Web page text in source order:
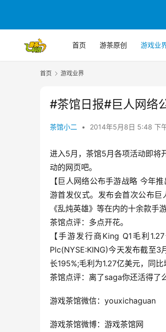
首页 游茶原创 游戏业
首页 游戏业界
#茶馆日报#巨人网络
茶馆小二 • 2014年5月8日 5:48 下
进入5月，茶馆5月各项活动即
动的网页吧。
【巨人网络公布手游战略 今年
游首发仪式。发布会首次公布巨
《乱炖英雄》等在内的十余款手
茶馆点评：多点开花。
【手游发行商King Q1毛利
Plc(NYSE:KING)今天发布截至
长195%;毛利为1.27亿美元，同
茶馆点评：离了saga你还活得了
游戏茶馆微信：youxichaguan
游戏茶馆微博：游戏茶馆网